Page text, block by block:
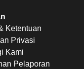
Ketentuan
Privasi
Kami
Pelaporan